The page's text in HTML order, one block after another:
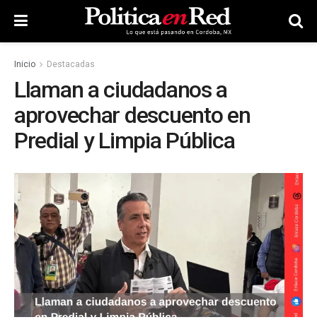
Inicio Destacadas
Llaman a ciudadanos a
aprovechar descuento en
Predial y Limpia Pública